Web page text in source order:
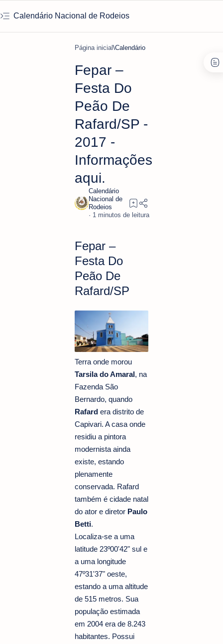
Calendário Nacional de Rodeios
Página inicial Calendário
Fepar –
Festa Do
Peão De
Rafard/SP -
2017 -
Informações
aqui.
1
Fepar –
Festa Do
Peão De
Rafard/SP
Terra onde morou
Tarsila do Amaral, na
Fazenda São
Bernardo, quando
Rafard era distrito de
Capivari. A casa onde
residiu a pintora
modernista ainda
existe, estando
plenamente
conservada. Rafard
também é cidade natal
do ator e diretor Paulo
Betti.
Localiza-se a uma
latitude 23º00'42" sul e
a uma longitude
47º31'37" oeste,
estando a uma altitude
de 515 metros. Sua
população estimada
em 2004 era de 8.243
habitantes. Possui